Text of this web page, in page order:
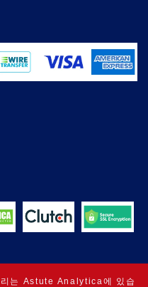
는 Astute Analytica에 있습